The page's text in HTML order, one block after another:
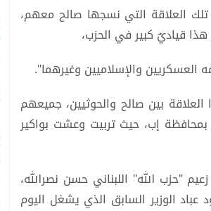
تلك العلاقة التي نسجها صالح معهم،
قياديٌ كبير في الحزب،
والإسلاميين وغيرهما".
بين صالح والحوثيين، جميعهم
إب، حيث تربيت وعشت بواكير
"حزب الله" اللبناني حسن نصرالله،
عباد الوزير السابق الذي يشغل اليوم